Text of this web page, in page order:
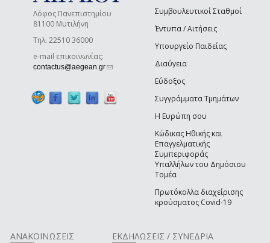
Λόφος Πανεπιστημίου
81100 Μυτιλήνη
Τηλ. 22510 36000
e-mail επικοινωνίας:
contactus@aegean.gr(link sends e-mail)
Συμβουλευτικοί Σταθμοί
Έντυπα / Αιτήσεις
Υπουργείο Παιδείας
Διαύγεια
Εύδοξος
Συγγράμματα Τμημάτων
Η Ευρώπη σου
Κώδικας Ηθικής και
Επαγγελματικής
Συμπεριφοράς
Υπαλλήλων του Δημόσιου
Τομέα
Πρωτόκολλα διαχείρισης
κρούσματος Covid-19
ΑΝΑΚΟΙΝΩΣΕΙΣ ΕΚΔΗΛΩΣΕΙΣ / ΣΥΝΕΔΡΙΑ